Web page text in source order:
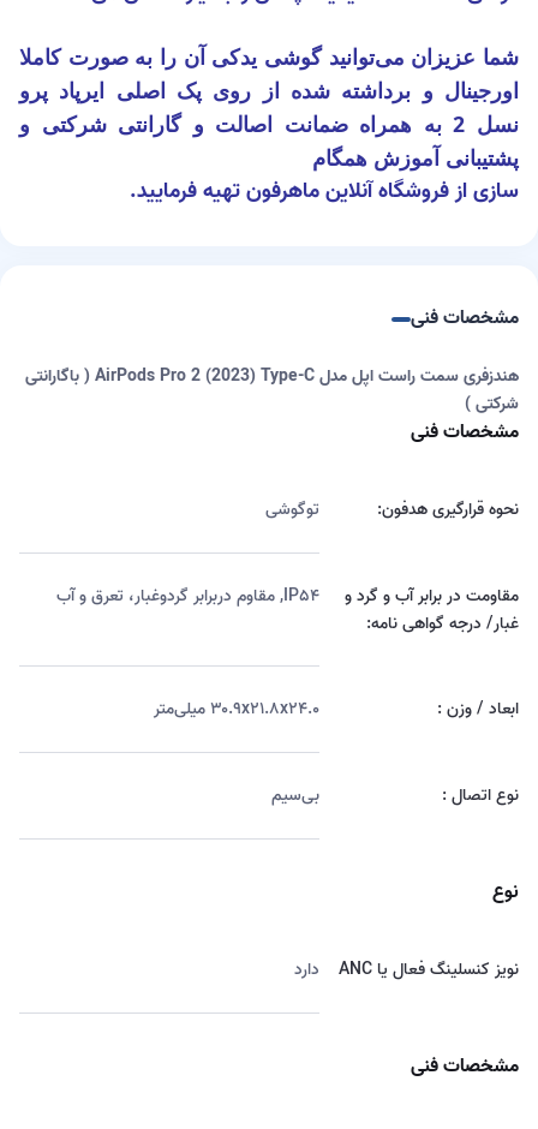
شما عزیزان می‌توانید گوشی یدکی آن را به صورت کاملا
اورجینال و برداشته شده از روی پک اصلی ایرپاد پرو
نسل 2 به همراه ضمانت اصالت و گارانتی شرکتی
و
پشتیبانی آموزش همگام
سازی از فروشگاه آنلاین ماهرفون تهیه فرمایید.
مشخصات فنی
هندزفری سمت راست اپل مدل AirPods Pro 2 (2023) Type-C ( باگارانتی
شرکتی )
مشخصات فنی
نحوه قرارگیری هدفون: توگوشی
مقاومت در برابر آب و گرد و
غبار/ درجه گواهی نامه:
IP۵۴, مقاوم دربرابر گردوغبار، تعرق و آب
ابعاد / وزن : ۳۰.۹x۲۱.۸x۲۴.۰ میلی‌متر
نوع اتصال : بی‌سیم
نوع
نویز کنسلینگ فعال یا ANC دارد
مشخصات فنی